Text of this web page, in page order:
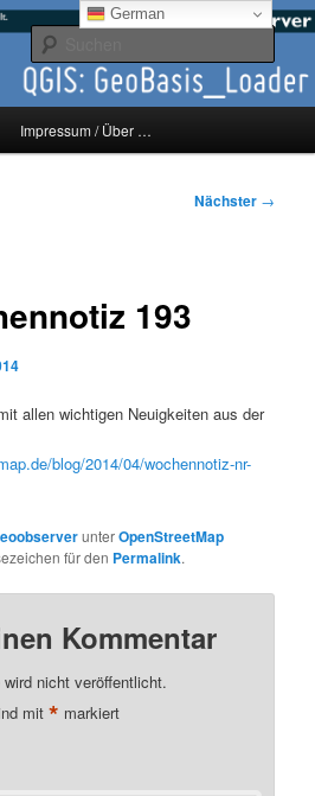
Impressum / Über …
Nächster →
193
allen wichtigen Neuigkeiten aus der
blog/2014/04/wochennotiz-nr-
unterOpenStreetMap
für den Permalink.
Kommentar
nicht veröffentlicht.
mit* markiert
German